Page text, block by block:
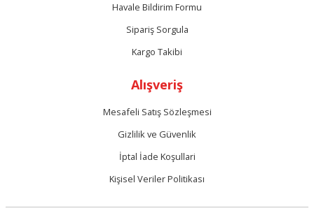
Havale Bildirim Formu
Sipariş Sorgula
Kargo Takibi
Alışveriş
Mesafeli Satış Sözleşmesi
Gizlilik ve Güvenlik
İptal İade Koşullari
Kişisel Veriler Politikası